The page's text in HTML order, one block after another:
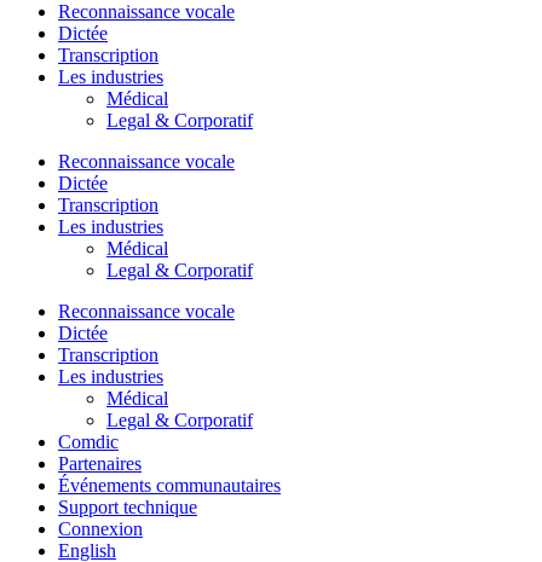
Reconnaissance vocale
Dictée
Transcription
Les industries
Médical
Legal & Corporatif
Reconnaissance vocale
Dictée
Transcription
Les industries
Médical
Legal & Corporatif
Reconnaissance vocale
Dictée
Transcription
Les industries
Médical
Legal & Corporatif
Comdic
Partenaires
Événements communautaires
Support technique
Connexion
English